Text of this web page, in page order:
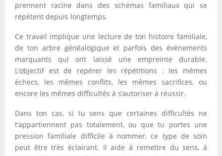
prennent racine dans des schémas familiaux qui se
répètent depuis longtemps.
Ce travail implique une lecture de ton histoire familiale,
de ton arbre généalogique et parfois des événements
marquants qui ont laissé une empreinte durable.
L’objectif est de repérer les répétitions : les mêmes
échecs, les mêmes conflits, les mêmes sacrifices, ou
encore les mêmes difficultés à s’autoriser à réussir.
Dans ton cas, si tu sens que certaines difficultés ne
t’appartiennent pas totalement, ou que tu portes une
pression familiale difficile à nommer, ce type de soin
peut être très éclairant. Il aide à remettre du sens, à